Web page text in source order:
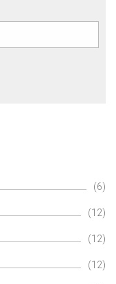
(6)
(12)
(12)
(12)